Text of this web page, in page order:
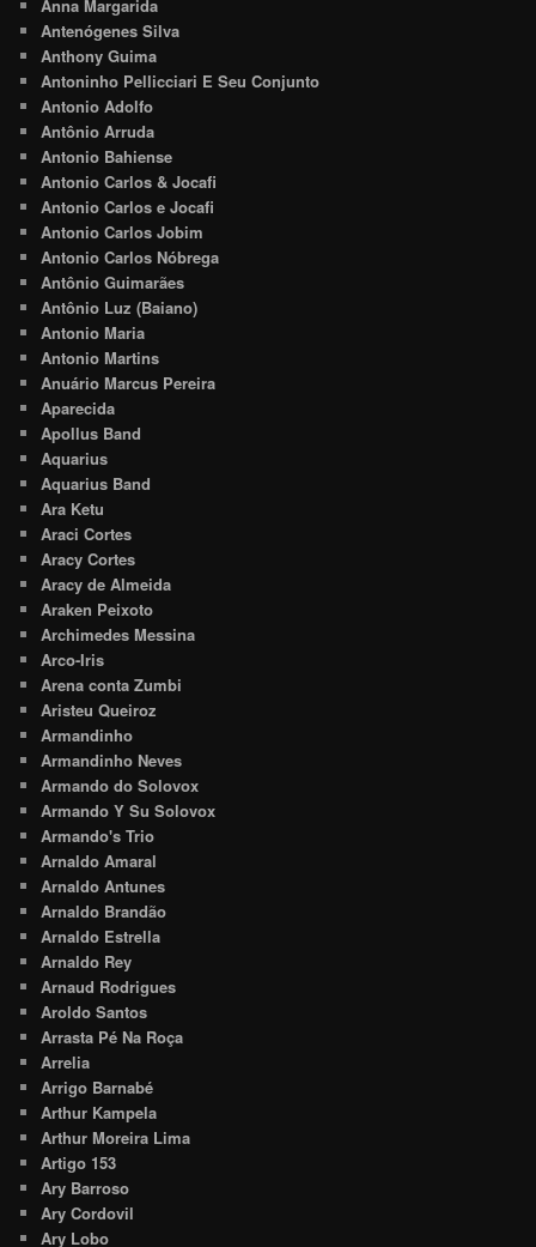
Anna Margarida
Antenógenes Silva
Anthony Guima
Antoninho Pellicciari E Seu Conjunto
Antonio Adolfo
Antônio Arruda
Antonio Bahiense
Antonio Carlos & Jocafi
Antonio Carlos e Jocafi
Antonio Carlos Jobim
Antonio Carlos Nóbrega
Antônio Guimarães
Antônio Luz (Baiano)
Antonio Maria
Antonio Martins
Anuário Marcus Pereira
Aparecida
Apollus Band
Aquarius
Aquarius Band
Ara Ketu
Araci Cortes
Aracy Cortes
Aracy de Almeida
Araken Peixoto
Archimedes Messina
Arco-Iris
Arena conta Zumbi
Aristeu Queiroz
Armandinho
Armandinho Neves
Armando do Solovox
Armando Y Su Solovox
Armando's Trio
Arnaldo Amaral
Arnaldo Antunes
Arnaldo Brandão
Arnaldo Estrella
Arnaldo Rey
Arnaud Rodrigues
Aroldo Santos
Arrasta Pé Na Roça
Arrelia
Arrigo Barnabé
Arthur Kampela
Arthur Moreira Lima
Artigo 153
Ary Barroso
Ary Cordovil
Ary Lobo